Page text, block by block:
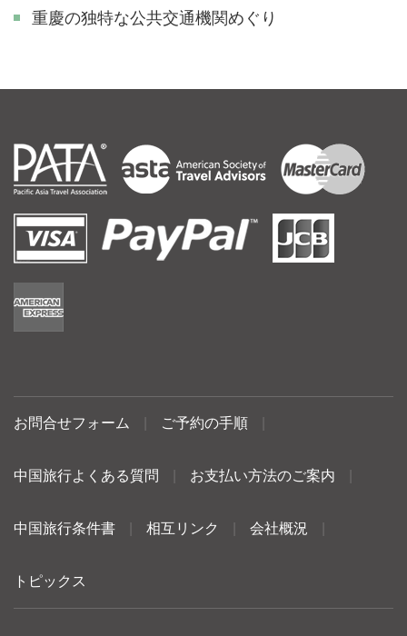
重慶の独特な公共交通機関めぐり
お問合せフォーム ご予約の手順
中国旅行よくある質問 お支払い方法のご案内
中国旅行条件書 相互リンク 会社概況
トピックス